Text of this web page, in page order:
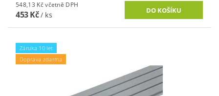
548,13 Kč včetně DPH
453 Kč/ ks
Záruka 10 let
Doprava zdarma